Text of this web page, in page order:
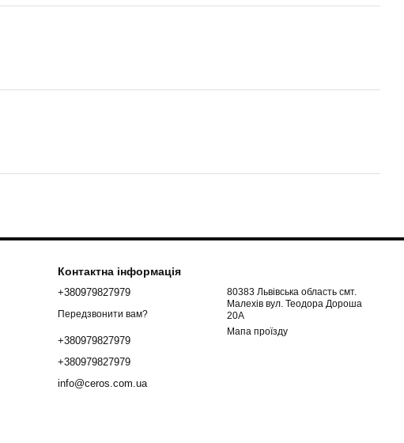
Контактна інформація
+380979827979
Передзвонити вам?
+380979827979
+380979827979
info@ceros.com.ua
80383 Львівська область смт.
Малехів вул. Теодора Дороша
20А
Мапа проїзду